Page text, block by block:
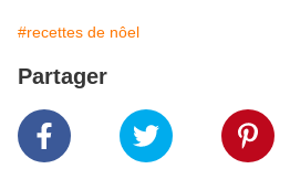
#recettes de nôel
Partager